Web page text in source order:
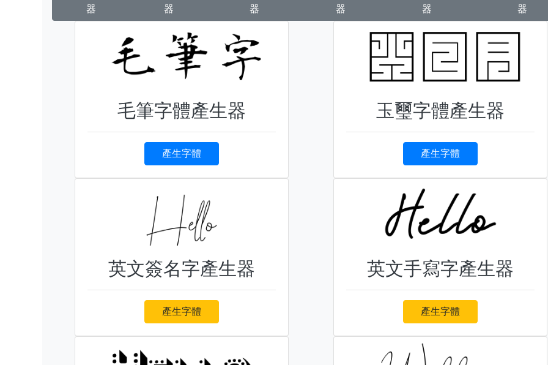
器
器
器
器
器
器
毛筆字體產生器
產生字體
玉璽字體產生器
產生字體
英文簽名字產生器
產生字體
英文手寫字產生器
產生字體